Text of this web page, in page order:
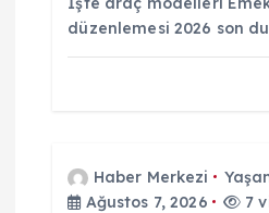
düzenlemesi 2026 son
Haber Merkezi
Ağustos 7, 2026
7